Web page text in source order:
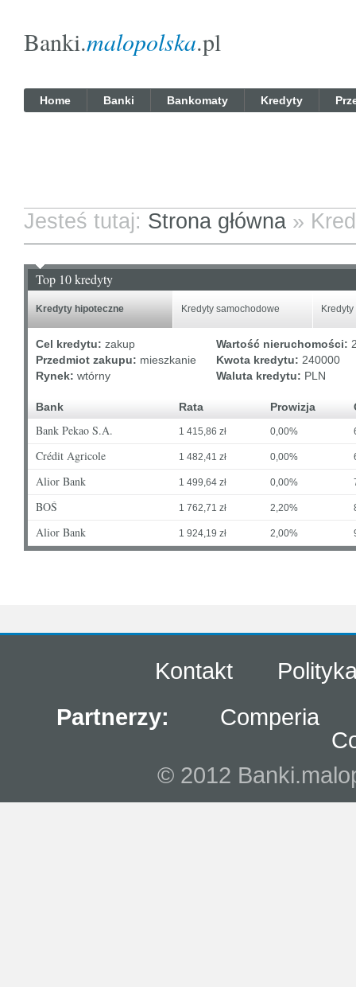
Banki.malopolska.pl
Home Banki Bankomaty Kredyty
Jesteś tutaj: Strona główna »
Top 10 kredyty
Kredyty hipoteczne Kredyty samochodowe
Cel kredytu: zakup Wartość nieruchomości:
Przedmiot zakupu: mieszkanie Kwota kredytu: 240000
Rynek: wtórny Waluta kredytu: PLN
Bank Rata Prowizja
Bank Pekao S.A. 1 415,86 zł 0,00%
Crédit Agricole 1 482,41 zł 0,00%
Alior Bank 1 499,64 zł 0,00%
BOŚ 1 762,71 zł 2,20%
Alior Bank 1 924,19 zł 2,00%
Kontakt
Partnerzy:
Comperia
© 2012